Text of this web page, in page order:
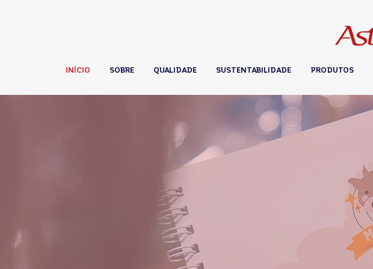
INÍCIO SOBRE QUALIDADE SUSTENTABILIDADE PRODUTOS